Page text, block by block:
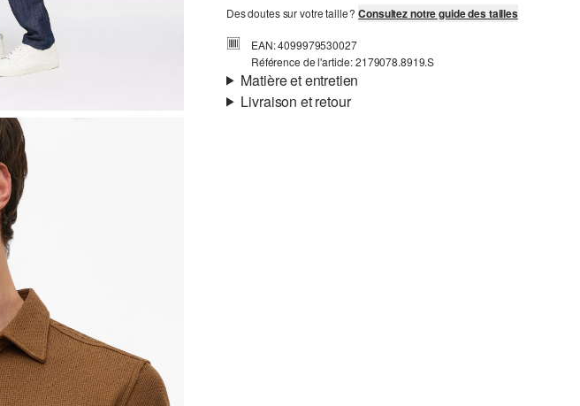
Des doutes sur votre taille ?Consultez notre guide des tailles
EAN: 4099979530027
Référence de l'article: 2179078.8919.S
Matière et entretien
Livraison et retour